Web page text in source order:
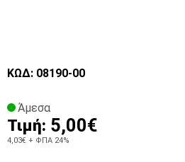
ΚΩΔ: 08190-00
Άμεσα
Τιμή: 5,00€
4,03€ + ΦΠΑ 24%